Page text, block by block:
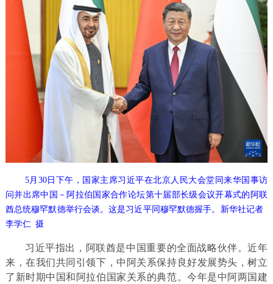
5月30日下午，国家主席习近平在北京人民大会堂同来华国事访
问并出席中国－阿拉伯国家合作论坛第十届部长级会议开幕式的阿联
酋总统穆罕默德举行会谈。这是习近平同穆罕默德握手。新华社记者
李学仁 摄
习近平指出，阿联酋是中国重要的全面战略伙伴。近年
来，在我们共同引领下，中阿关系保持良好发展势头，树立
了新时期中国和阿拉伯国家关系的典范。今年是中阿两国建